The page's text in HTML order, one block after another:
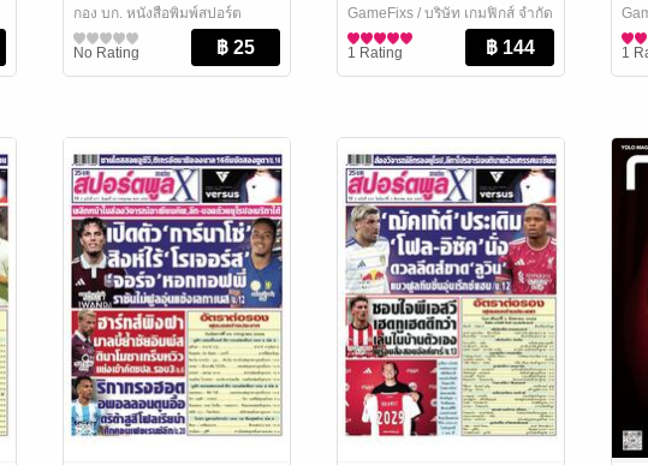
สิงหาคม พ.ศ.2569
กอง บก. หนังสือพิมพ์สปอร์ต
พูลXรายวัน
/ อาลาดินออนไลน์
สปอร์ตพูลXรายวัน
No Rating
พิมพ์สี/รวม DLC ครบ/บอก
เล่าเนื้อเรื่องละเอียด]
GameFixs / บริษัท เกมฟิกส์ จำกัด
นิตยสารการ์ตูนและเกม
1 Rating
นิต
1